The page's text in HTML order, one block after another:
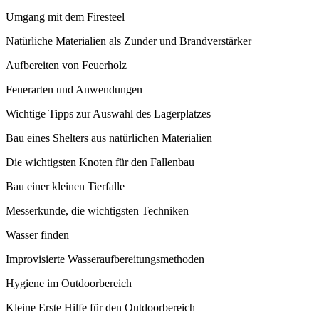
Umgang mit dem Firesteel
Natürliche Materialien als Zunder und Brandverstärker
Aufbereiten von Feuerholz
Feuerarten und Anwendungen
Wichtige Tipps zur Auswahl des Lagerplatzes
Bau eines Shelters aus natürlichen Materialien
Die wichtigsten Knoten für den Fallenbau
Bau einer kleinen Tierfalle
Messerkunde, die wichtigsten Techniken
Wasser finden
Improvisierte Wasseraufbereitungsmethoden
Hygiene im Outdoorbereich
Kleine Erste Hilfe für den Outdoorbereich